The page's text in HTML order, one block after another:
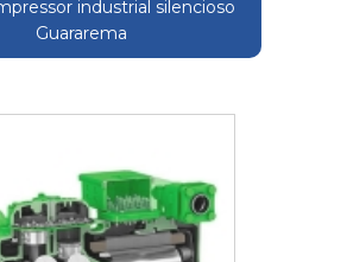
industrial silencioso
Guararema